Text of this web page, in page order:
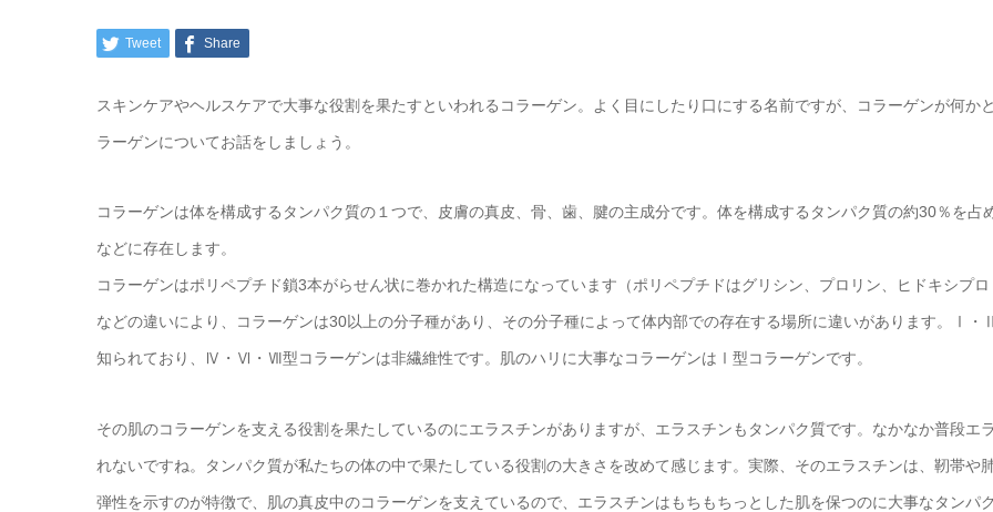
Tweet Share
スキンケアやヘルスケアで大事な役割を果たすといわれるコラーゲン。よく目にしたり口にする名前ですが、コラーゲンが何
ラーゲンについてお話をしましょう。
コラーゲンは体を構成するタンパク質の１つで、皮膚の真皮、骨、歯、腱の主成分です。体を構成するタンパク質の約30％を
などに存在します。
コラーゲンはポリペプチド鎖3本がらせん状に巻かれた構造になっています（ポリペプチドはグリシン、プロリン、ヒドキシプ
などの違いにより、コラーゲンは30以上の分子種があり、その分子種によって体内部での存在する場所に違いがあります。
知られており、Ⅳ・Ⅵ・Ⅶ型コラーゲンは非繊維性です。肌のハリに大事なコラーゲンはⅠ型コラーゲンです。
その肌のコラーゲンを支える役割を果たしているのにエラスチンがありますが、エラスチンもタンパク質です。なかなか普段
れないですね。タンパク質が私たちの体の中で果たしている役割の大きさを改めて感じます。実際、そのエラスチンは、靭帯
弾性を示すのが特徴で、肌の真皮中のコラーゲンを支えているので、エラスチンはもちもちっとした肌を保つのに大事なタンパ